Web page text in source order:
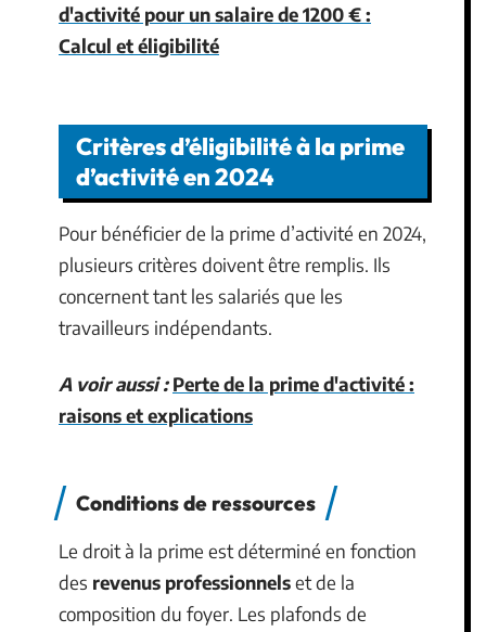
d'activité pour un salaire de 1200 € :
Calcul et éligibilité
Critères d’éligibilité à la prime
d’activité en 2024
Pour bénéficier de la prime d’activité en 2024,
plusieurs critères doivent être remplis. Ils
concernent tant les salariés que les
travailleurs indépendants.
A voir aussi : Perte de la prime d'activité :
raisons et explications
Conditions de ressources
Le droit à la prime est déterminé en fonction
des revenus professionnelset de la
composition du foyer. Les plafonds de